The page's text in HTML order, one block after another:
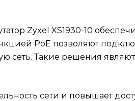
10.
Zyxel XS1930-10
PoE позволяют
сеть. Такие решения
сети и повышает